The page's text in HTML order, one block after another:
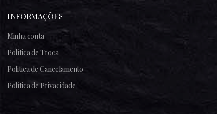
INFORMAÇÕES
Minha conta
Política de Troca
Politica de Cancelamento
Política de Privacidade